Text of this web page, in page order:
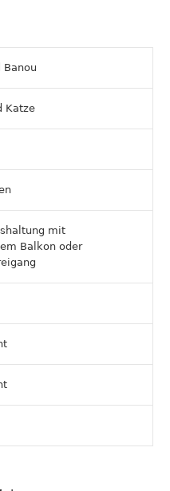
Banou
Katze
mit
Balkon oder